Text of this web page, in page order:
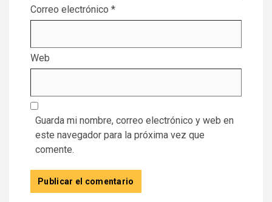
Correo electrónico *
Web
Guarda mi nombre, correo electrónico y web en
este navegador para la próxima vez que
comente.